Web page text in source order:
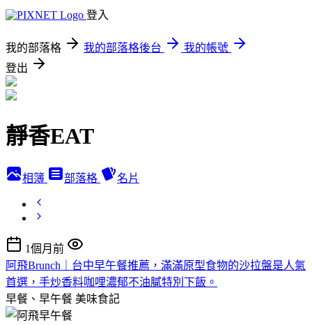
登入
我的部落格 我的部落格後台
我的帳號
登出
靜香EAT
相簿 部落格 名片
1個月前
阿飛Brunch｜台中早午餐推薦，滿滿原型食物的沙拉盤是人氣
首選，手炒香料咖哩濃郁不油膩特別下飯。
早餐、早午餐 美味食記